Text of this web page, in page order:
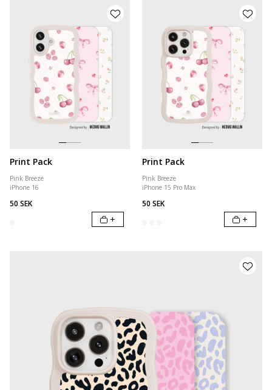
Print Pack
Pink Breeze
iPhone 16
50 SEK
+
Print Pack
Pink Breeze
iPhone 15 Pro Max
50 SEK
+